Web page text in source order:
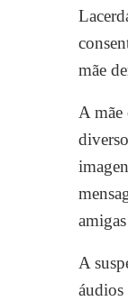
mãe
A mãe
A
áudios